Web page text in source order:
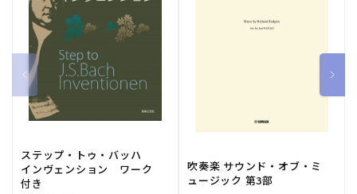
ステップ・トゥ・バッハ
インヴェンション ワーク
付き
吹奏楽 サウンド・オブ・ミ
ュージック 第3部